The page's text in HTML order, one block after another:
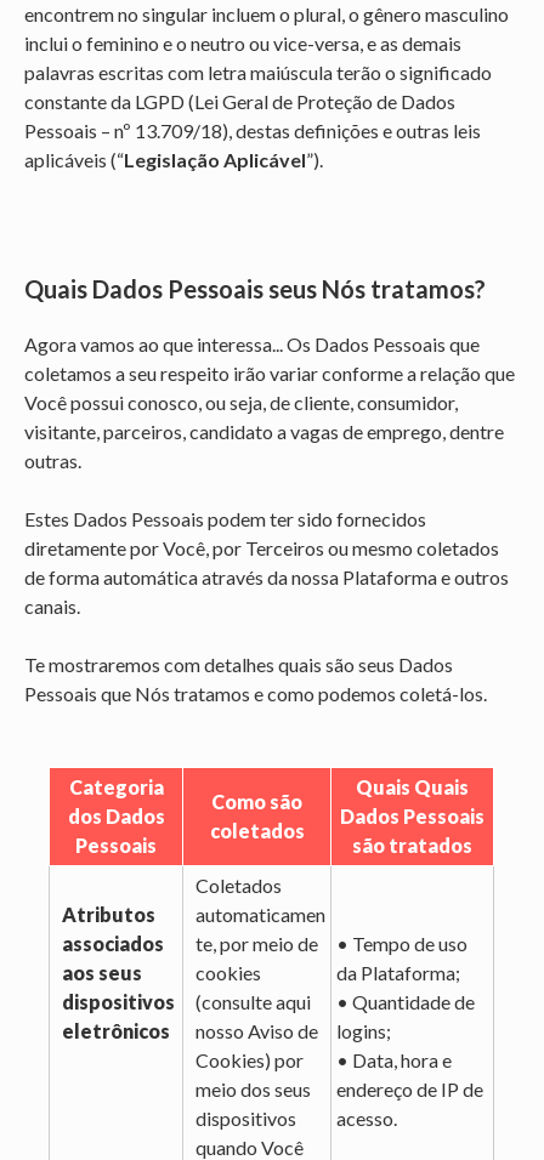
encontrem no singular incluem o plural, o gênero masculino
inclui o feminino e o neutro ou vice-versa, e as demais
palavras escritas com letra maiúscula terão o significado
constante da LGPD (Lei Geral de Proteção de Dados
Pessoais – nº 13.709/18), destas definições e outras leis
aplicáveis (“Legislação Aplicável”).
Quais Dados Pessoais seus Nós tratamos?
Agora vamos ao que interessa... Os Dados Pessoais que
coletamos a seu respeito irão variar conforme a relação que
Você possui conosco, ou seja, de cliente, consumidor,
visitante, parceiros, candidato a vagas de emprego, dentre
outras.
Estes Dados Pessoais podem ter sido fornecidos
diretamente por Você, por Terceiros ou mesmo coletados
de forma automática através da nossa Plataforma e outros
canais.
Te mostraremos com detalhes quais são seus Dados
Pessoais que Nós tratamos e como podemos coletá-los.
Categoria
dos Dados
Pessoais
Como são
coletados
Quais Quais
Dados Pessoais
são tratados
Atributos
associados
aos seus
dispositivos
eletrônicos
Coletados
automaticamen
te, por meio de
cookies
(consulte aqui
nosso Aviso de
Cookies) por
meio dos seus
dispositivos
quando Você
• Tempo de uso
da Plataforma;
• Quantidade de
logins;
• Data, hora e
endereço de IP de
acesso.